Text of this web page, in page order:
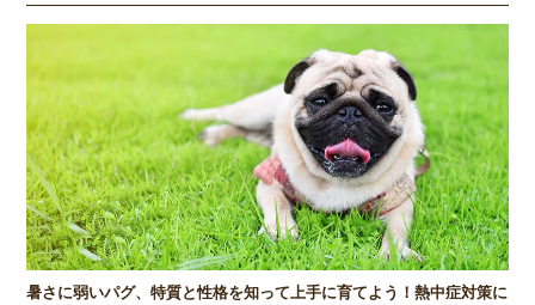
暑さに弱いパグ、特質と性格を知って上手に育てよう！熱中症対策に